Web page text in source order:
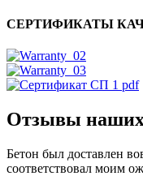
СЕРТИФИКАТЫ
Отзывы наших
Бетон был доставлен
соответствовал моим